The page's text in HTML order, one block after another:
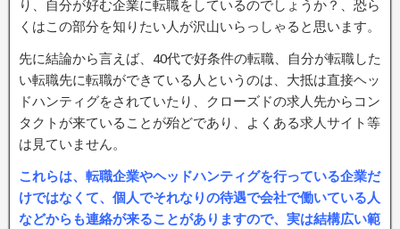
り、自分が好む企業に転職をしているのでしょうか？、恐ら
くはこの部分を知りたい人が沢山いらっしゃると思います。
先に結論から言えば、40代で好条件の転職、自分が転職した
い転職先に転職ができている人というのは、大抵は直接ヘッ
ドハンティグをされていたり、クローズドの求人先からコン
タクトが来ていることが殆どであり、よくある求人サイト等
は見ていません。
これらは、転職企業やヘッドハンティグを行っている企業だ
けではなくて、個人でそれなりの待遇で会社で働いている人
などからも連絡が来ることがありますので、実は結構広い範